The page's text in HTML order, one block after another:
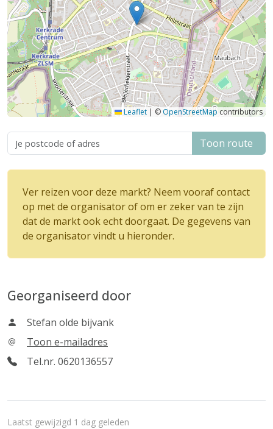
Leaflet | © OpenStreetMap contributors
Toon route
Ver reizen voor deze markt? Neem vooraf contact
op met de organisator of om er zeker van te zijn
dat de markt ook echt doorgaat. De gegevens van
de organisator vindt u hieronder.
Georganiseerd door
Stefan olde bijvank
Toon e-mailadres
Tel.nr. 0620136557
Laatst gewijzigd 1 dag geleden